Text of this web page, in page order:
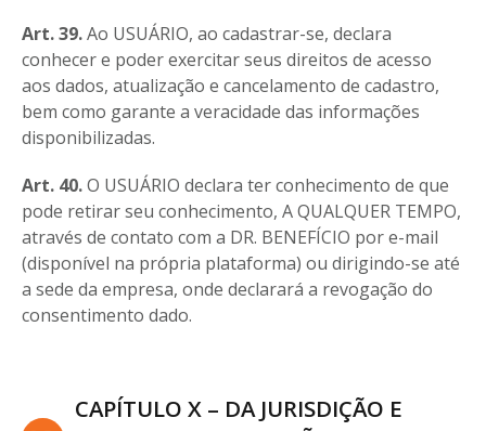
Art. 39.Ao USUÁRIO, ao cadastrar-se, declara
conhecer e poder exercitar seus direitos de acesso
aos dados, atualização e cancelamento de cadastro,
bem como garante a veracidade das informações
disponibilizadas.
Art. 40.O USUÁRIO declara ter conhecimento de que
pode retirar seu conhecimento, A QUALQUER TEMPO,
através de contato com a DR. BENEFÍCIO por e-mail
(disponível na própria plataforma) ou dirigindo-se até
a sede da empresa, onde declarará a revogação do
consentimento dado.
CAPÍTULO X – DA JURISDIÇÃO E